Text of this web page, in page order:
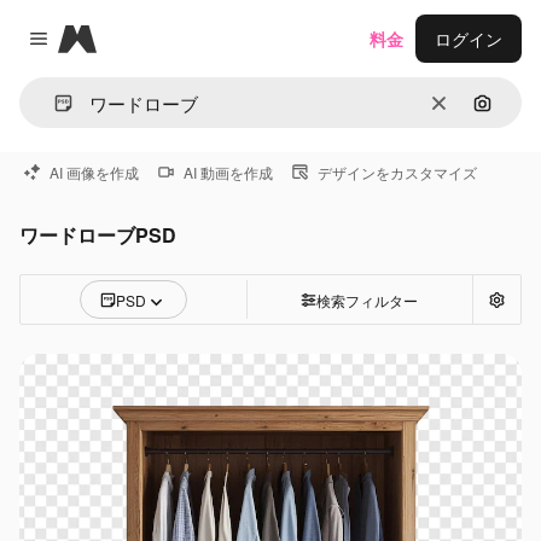
Close menu
Magnific
消去 画像で
料金 ログイン
AI 画像を作成 AI 動画を作成 デザインをカスタマイズ
ワードローブPSD
PSD 検索フィルター